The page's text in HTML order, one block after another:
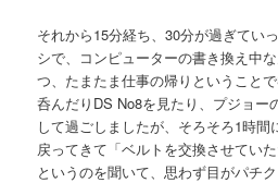
それから15分経ち、30分が過ぎてい
シで、コンピューターの書き換え中
つ、たまたま仕事の帰りということ
呑んだりDS No8を見たり、プジョー
して過ごしましたが、そろそろ1時
戻ってきて「ベルトを交換させてい
というのを聞いて、思わず目がパチク